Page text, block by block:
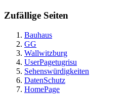
Zufällige Seiten
Bauhaus
GG
Wallwitzburg
UserPagetugrisu
Sehenswürdigkeiten
DatenSchutz
HomePage